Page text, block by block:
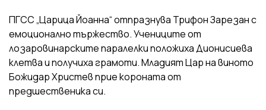
ПГСС „Царица Йоанна“ отпразнува Трифон Зарезан с
емоционално тържество. Учениците от
лозаровинарските паралелки положиха Дионисиева
клетва и получиха грамоти. Младият Цар на виното
Божидар Христев прие короната от
предшественика си.